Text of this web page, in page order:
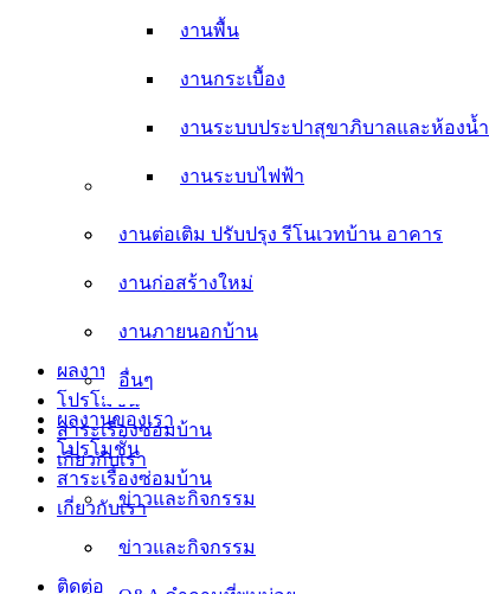
งานพื้น
งานกระเบื้อง
งานระบบประปาสุขาภิบาลและห้องน้ำ
งานระบบไฟฟ้า
งานต่อเติม ปรับปรุง รีโนเวทบ้าน อาคาร
งานก่อสร้างใหม่
งานภายนอกบ้าน
อื่นๆ
ผลงานของเรา
โปรโมชั่น
สาระเรื่องซ่อมบ้าน
เกี่ยวกับเรา
ข่าวและกิจกรรม
งานกระเบื้อง
งานระบบประปาสุขาภิบาลและห้องน้ำ
งานระบบไฟฟ้า
งานต่อเติม ปรับปรุง รีโนเวทบ้าน อาคาร
งานก่อสร้างใหม่
งานภายนอกบ้าน
อื่นๆ
ผลงานของเรา
โปรโมชั่น
สาระเรื่องซ่อมบ้าน
เกี่ยวกับเรา
ข่าวและกิจกรรม
Q&A คำถามที่พบบ่อย
ติดต่อเรา